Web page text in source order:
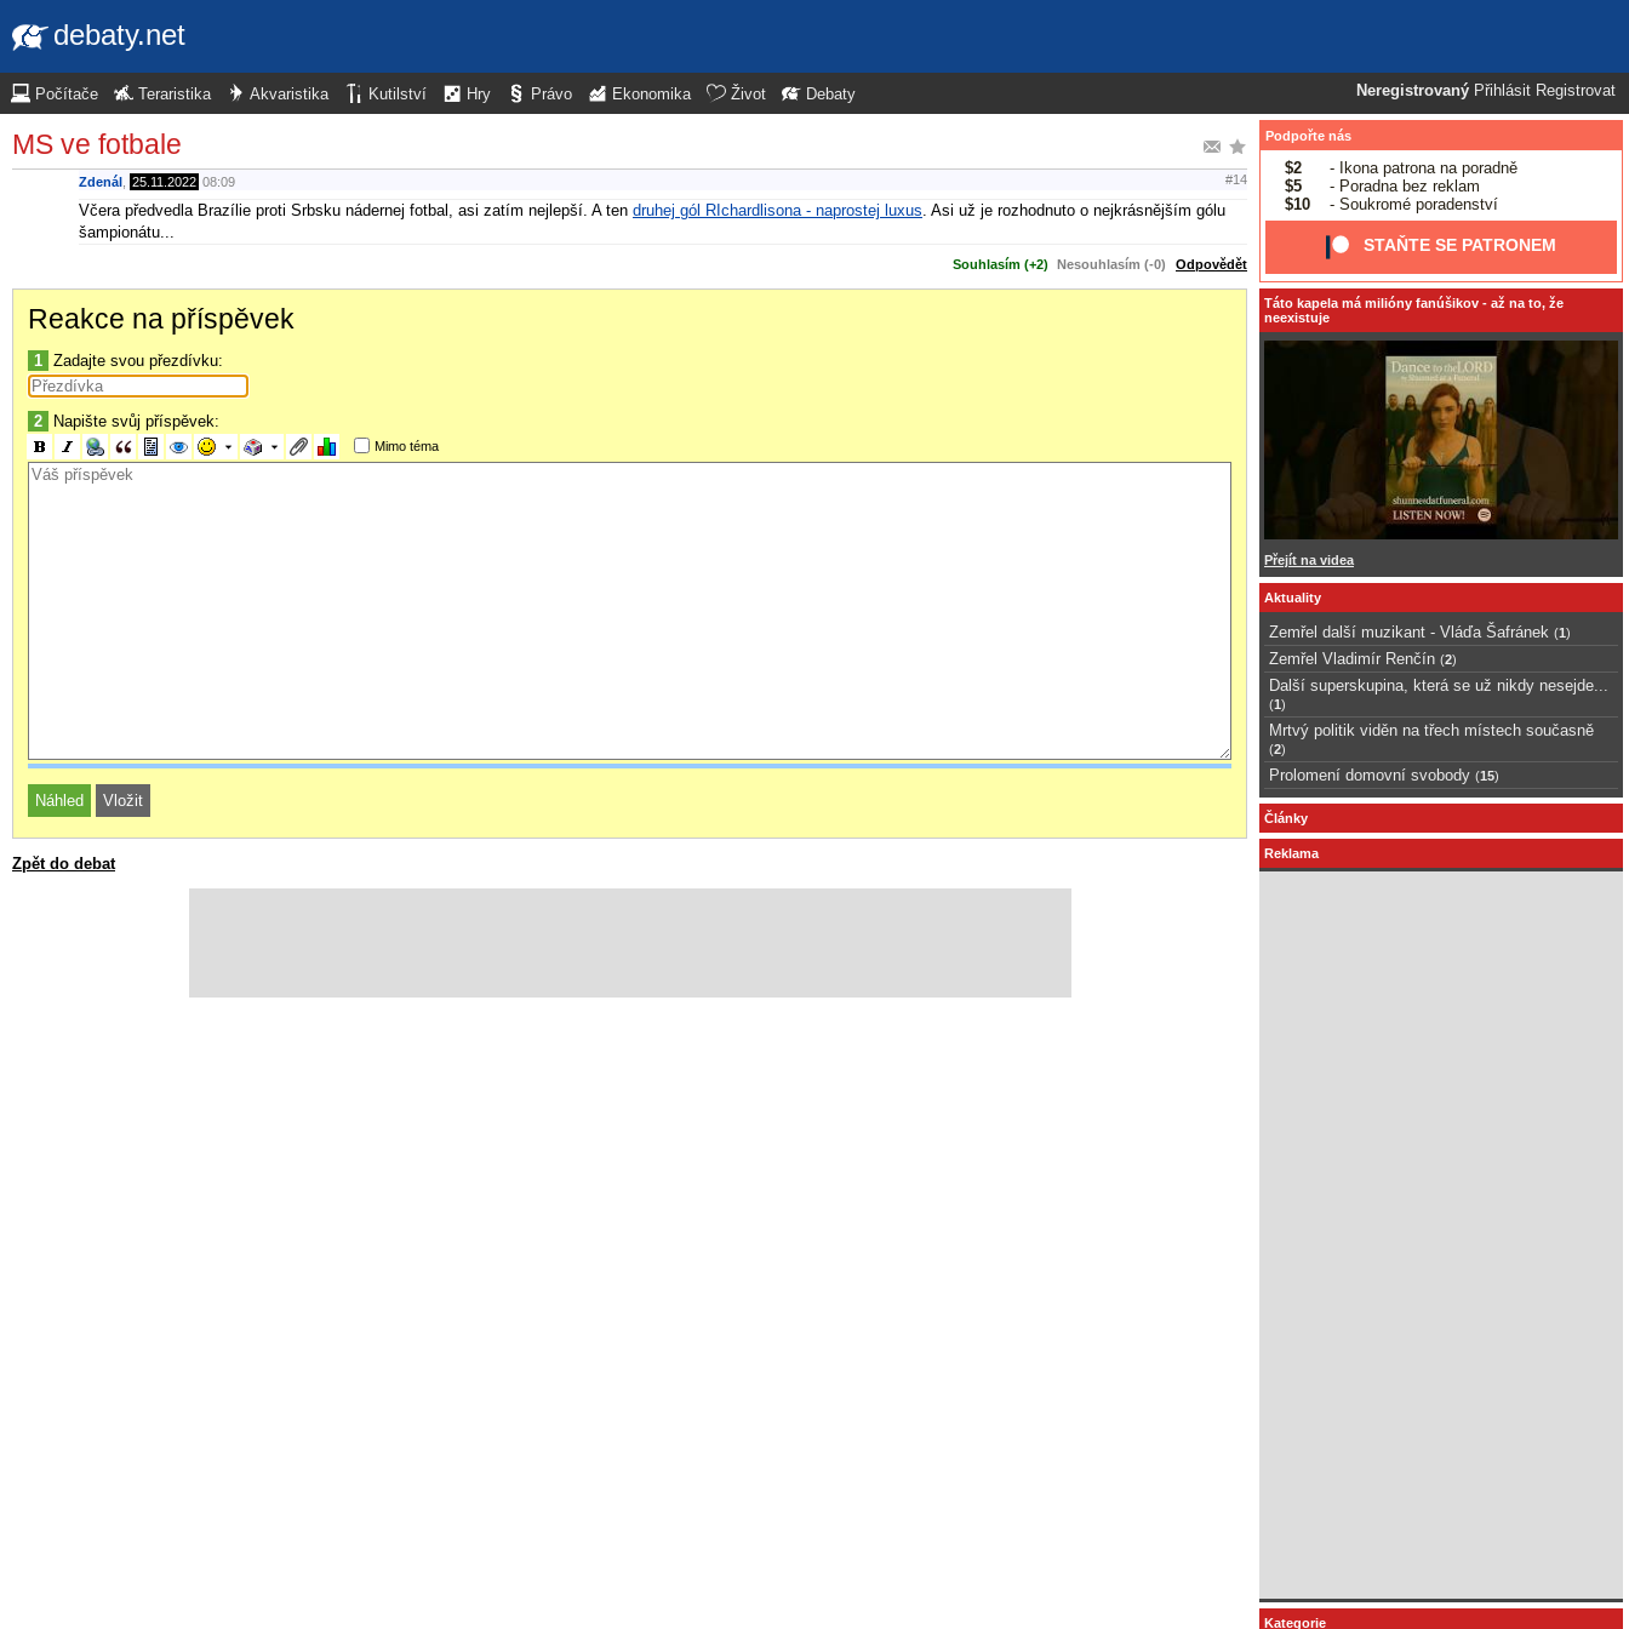
debaty.net
Neregistrovaný Přihlásit Registrovat
Počítače Teraristika Akvaristika Kutilství Hry Právo Ekonomika Život Debaty
MS ve fotbale
Zdenál 25.11.2022 08:09 #14
Včera předvedla Brazílie proti Srbsku nádernej fotbal, asi zatím nejlepší. A ten druhej gól RIchardlisona - naprostej luxus . Asi už je rozhodnuto o nejkrásnějším gólu
šampionátu...
Souhlasím (+2) Nesouhlasím (-0) Odpovědět
Reakce na příspěvek
1 Zadajte svou přezdívku:
2 Napište svůj příspěvek:
Mimo téma
Zpět do debat
Podpořte nás
$2
- Ikona patrona na poradně
$5
- Poradna bez reklam
$10
- Soukromé poradenství
STAŇTE SE PATRONEM
Táto kapela má milióny fanúšikov - až na to, že
neexistuje
Přejít na videa
Aktuality
Zemřel další muzikant - Vláďa Šafránek (1 )
Zemřel Vladimír Renčín (2)
Další superskupina, která se už nikdy nesejde...
(1 )
Mrtvý politik viděn na třech místech současně
(2)
Prolomení domovní svobody (15)
Články
Reklama
Kategorie